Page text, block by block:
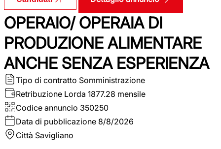
OPERAIO/ OPERAIA DI
PRODUZIONE ALIMENTARE
ANCHE SENZA ESPERIENZA
Tipo di contratto Somministrazione
Retribuzione Lorda 1877.28 mensile
Codice annuncio 350250
Data di pubblicazione 8/8/2026
Città Savigliano